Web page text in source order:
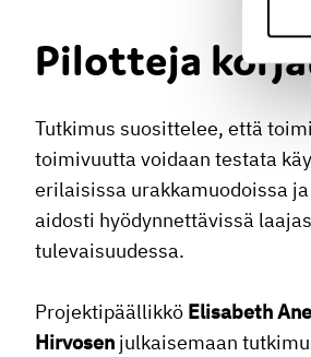
Pilotteja
Tutkimus suosittelee, että
toimivuutta voidaan testata
erilaisissa urakkamuodoissa
aidosti hyödynnettävissä
tulevaisuudessa.
Projektipäällikkö Elisabeth
Hirvosen julkaisemaan